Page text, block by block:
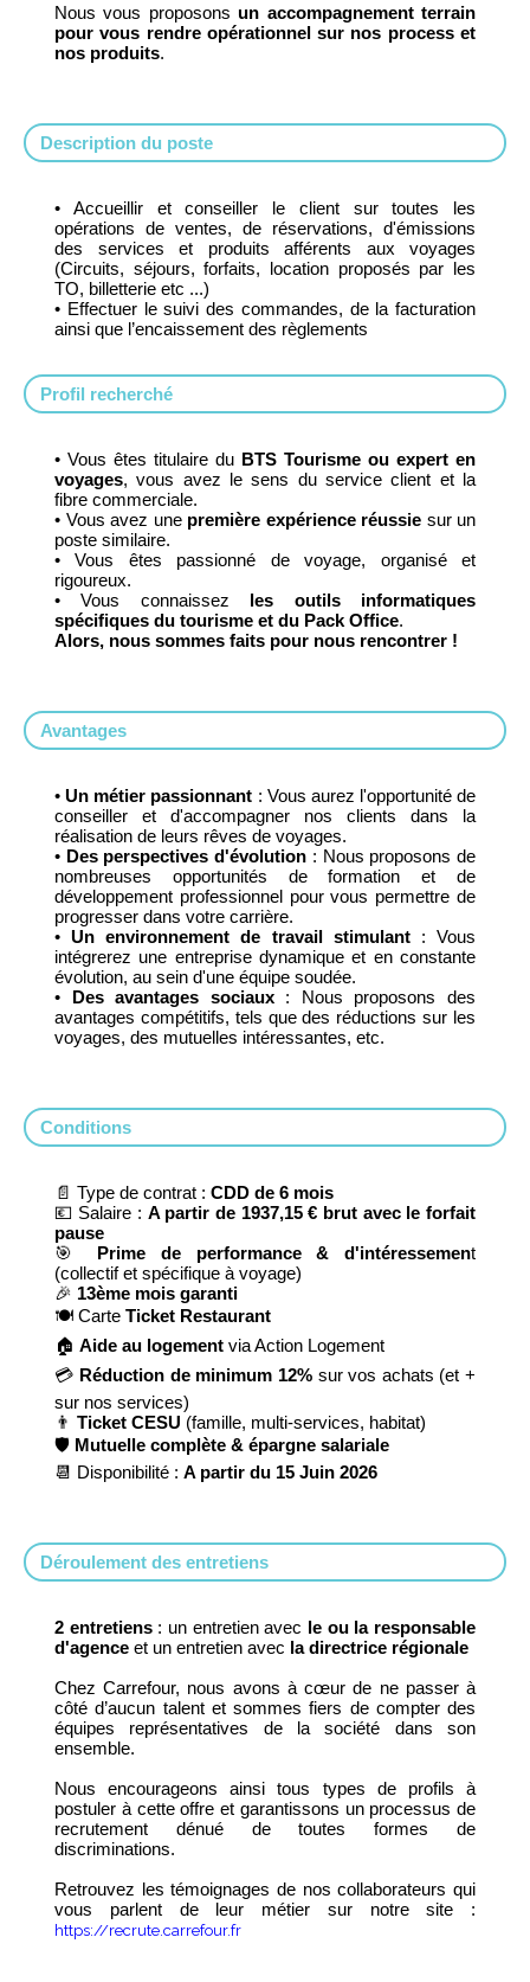
Nous vous proposons un accompagnement terrain
pour vous rendre opérationnel sur nos process et
nos produits.
Description du poste
• Accueillir et conseiller le client sur toutes les
opérations de ventes, de réservations, d'émissions
des services et produits afférents aux voyages
(Circuits, séjours, forfaits, location proposés par les
TO, billetterie etc ...)
• Effectuer le suivi des commandes, de la facturation
ainsi que l’encaissement des règlements
Profil recherché
• Vous êtes titulaire du BTS Tourisme ou expert en
voyages, vous avez le sens du service client et la
fibre commerciale.
• Vous avez unepremière expérience réussie sur un
poste similaire.
• Vous êtes passionné de voyage, organisé et
rigoureux.
• Vous connaissez les outils informatiques
spécifiques du tourisme et du Pack Office.
Alors, nous sommes faits pour nous rencontrer !
Avantages
•Un métier passionnant : Vous aurez l'opportunité de
conseiller et d'accompagner nos clients dans la
réalisation de leurs rêves de voyages.
• Des perspectives d'évolution : Nous proposons de
nombreuses opportunités de formation et de
développement professionnel pour vous permettre de
progresser dans votre carrière.
•Un environnement de travail stimulant: Vous
intégrerez une entreprise dynamique et en constante
évolution, au sein d'une équipe soudée.
• Des avantages sociaux: Nous proposons des
avantages compétitifs, tels que des réductions sur les
voyages, des mutuelles intéressantes, etc.
Conditions
📄 Type de contrat : CDD de 6 mois
💶 Salaire : A partir de 1937,15 € brut avec le forfait
pause
🎯 Prime de performance & d'intéressement
(collectif et spécifique à voyage)
🎉 13ème mois garanti
🍽 Carte Ticket Restaurant
🏠 Aide au logement via Action Logement
💳 Réduction de minimum 12% sur vos achats (et +
sur nos services)
👨 Ticket CESU (famille, multi-services, habitat)
🛡 Mutuelle complète & épargne salariale
📆 Disponibilité : A partir du 15 Juin 2026
Déroulement des entretiens
2 entretiens : un entretien avec le ou la responsable
d'agence et un entretien avec la directrice régionale
Chez Carrefour, nous avons à cœur de ne passer à
côté d’aucun talent et sommes fiers de compter des
équipes représentatives de la société dans son
ensemble.
Nous encourageons ainsi tous types de profils à
postuler à cette offre et garantissons un processus de
recrutement dénué de toutes formes de
discriminations.
Retrouvez les témoignages de nos collaborateurs qui
vous parlent de leur métier sur notre site :
https://recrute.carrefour.fr